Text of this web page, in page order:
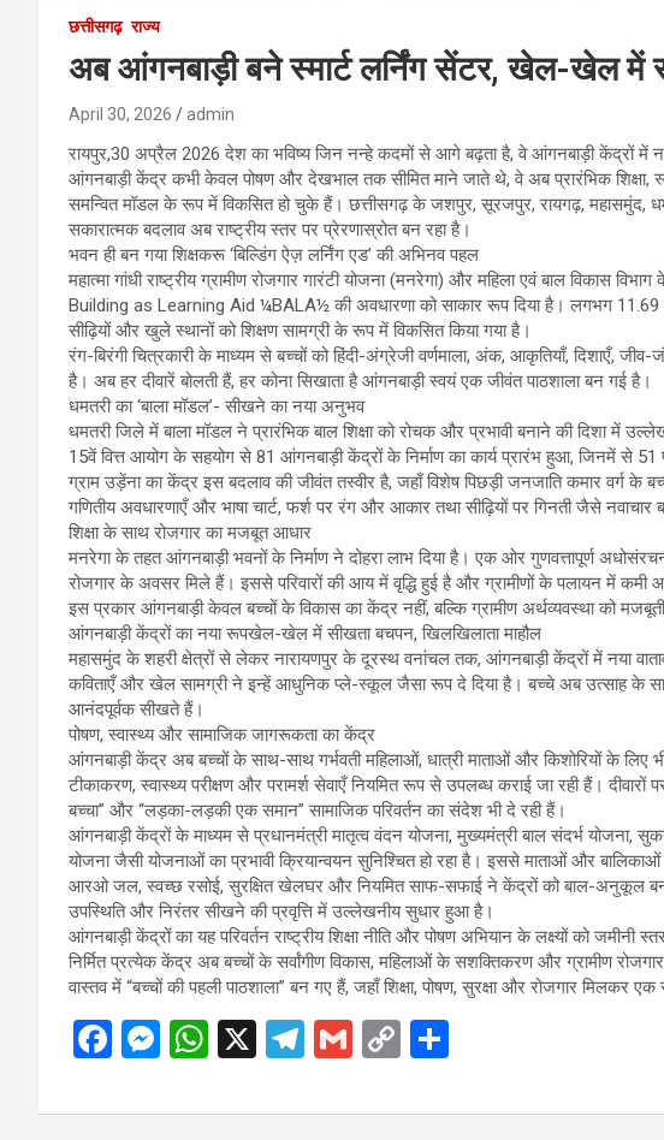
छत्तीसगढ़ राज्य
अब आंगनबाड़ी बने स्मार्ट लर्निंग सेंटर, खेल-खेल में
April 30, 2026 admin
रायपुर,30 अप्रैल 2026 देश का भविष्य जिन नन्हे कदमों से आगे बढ़ता है, वे आंगनबाड़ी केंद्रों में
आंगनबाड़ी केंद्र कभी केवल पोषण और देखभाल तक सीमित माने जाते थे, वे अब प्रारंभिक शिक्षा,
समन्वित मॉडल के रूप में विकसित हो चुके हैं। छत्तीसगढ़ के जशपुर, सूरजपुर, रायगढ़, महासमुंद,
सकारात्मक बदलाव अब राष्ट्रीय स्तर पर प्रेरणास्रोत बन रहा है।
भवन ही बन गया शिक्षकरू ‘बिल्डिंग ऐज़ लर्निंग एड’ की अभिनव पहल
महात्मा गांधी राष्ट्रीय ग्रामीण रोजगार गारंटी योजना (मनरेगा) और महिला एवं बाल विकास
Building as Learning Aid ¼BALA½ की अवधारणा को साकार रूप दिया है। लगभग 11.69
सीढ़ियों और खुले स्थानों को शिक्षण सामग्री के रूप में विकसित किया गया है।
रंग-बिरंगी चित्रकारी के माध्यम से बच्चों को हिंदी-अंग्रेजी वर्णमाला, अंक, आकृतियाँ, दिशाएँ,
है। अब हर दीवारें बोलती हैं, हर कोना सिखाता है आंगनबाड़ी स्वयं एक जीवंत पाठशाला बन गई है।
धमतरी का ‘बाला मॉडल’- सीखने का नया अनुभव
धमतरी जिले में बाला मॉडल ने प्रारंभिक बाल शिक्षा को रोचक और प्रभावी बनाने की दिशा में
15वें वित्त आयोग के सहयोग से 81 आंगनबाड़ी केंद्रों के निर्माण का कार्य प्रारंभ हुआ, जिनमें से 51
ग्राम उड़ेंना का केंद्र इस बदलाव की जीवंत तस्वीर है, जहाँ विशेष पिछड़ी जनजाति कमार वर्ग
गणितीय अवधारणाएँ और भाषा चार्ट, फर्श पर रंग और आकार तथा सीढ़ियों पर गिनती जैसे
शिक्षा के साथ रोजगार का मजबूत आधार
मनरेगा के तहत आंगनबाड़ी भवनों के निर्माण ने दोहरा लाभ दिया है। एक ओर गुणवत्तापूर्ण
रोजगार के अवसर मिले हैं। इससे परिवारों की आय में वृद्धि हुई है और ग्रामीणों के पलायन में कमी
इस प्रकार आंगनबाड़ी केवल बच्चों के विकास का केंद्र नहीं, बल्कि ग्रामीण अर्थव्यवस्था को
आंगनबाड़ी केंद्रों का नया रूपखेल-खेल में सीखता बचपन, खिलखिलाता माहौल
महासमुंद के शहरी क्षेत्रों से लेकर नारायणपुर के दूरस्थ वनांचल तक, आंगनबाड़ी केंद्रों में नया
कविताएँ और खेल सामग्री ने इन्हें आधुनिक प्ले-स्कूल जैसा रूप दे दिया है। बच्चे अब उत्साह के
आनंदपूर्वक सीखते हैं।
पोषण, स्वास्थ्य और सामाजिक जागरूकता का केंद्र
आंगनबाड़ी केंद्र अब बच्चों के साथ-साथ गर्भवती महिलाओं, धात्री माताओं और किशोरियों के लिए
टीकाकरण, स्वास्थ्य परीक्षण और परामर्श सेवाएँ नियमित रूप से उपलब्ध कराई जा रही हैं।
बच्चा” और “लड़का-लड़की एक समान” सामाजिक परिवर्तन का संदेश भी दे रही हैं।
आंगनबाड़ी केंद्रों के माध्यम से प्रधानमंत्री मातृत्व वंदन योजना, मुख्यमंत्री बाल संदर्भ योजना,
योजना जैसी योजनाओं का प्रभावी क्रियान्वयन सुनिश्चित हो रहा है। इससे माताओं और
आरओ जल, स्वच्छ रसोई, सुरक्षित खेलघर और नियमित साफ-सफाई ने केंद्रों को बाल-अनुकूल
उपस्थिति और निरंतर सीखने की प्रवृत्ति में उल्लेखनीय सुधार हुआ है।
आंगनबाड़ी केंद्रों का यह परिवर्तन राष्ट्रीय शिक्षा नीति और पोषण अभियान के लक्ष्यों को
निर्मित प्रत्येक केंद्र अब बच्चों के सर्वांगीण विकास, महिलाओं के सशक्तिकरण और ग्रामीण
वास्तव में “बच्चों की पहली पाठशाला” बन गए हैं, जहाँ शिक्षा, पोषण, सुरक्षा और रोजगार
F
ce
M
se
W
at
X
T
e
G
ail
C
py ar